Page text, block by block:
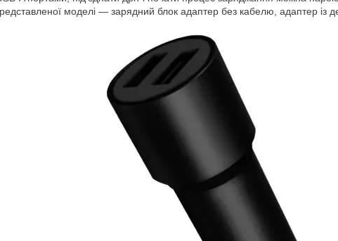
моделі — зарядний блок адаптер без кабелю, адаптер із